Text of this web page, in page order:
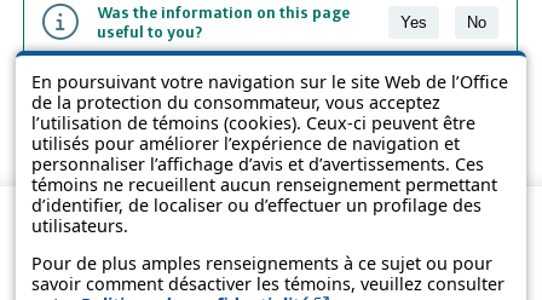
En poursuivant votre navigation sur le site Web de l’Office
de la protection du consommateur, vous acceptez
l’utilisation de témoins (cookies). Ceux-ci peuvent être
utilisés pour améliorer l’expérience de navigation et
personnaliser l’affichage d’avis et d’avertissements. Ces
témoins ne recueillent aucun renseignement permettant
d’identifier, de localiser ou d’effectuer un profilage des
utilisateurs.
Pour de plus amples renseignements à ce sujet ou pour
savoir comment désactiver les témoins, veuillez consulter
Was the information on this page
useful to you?
Yes No
The information contained on this page is presented in simple terms to
make it easier to understand. It does not replace the texts of the laws
and regulations.